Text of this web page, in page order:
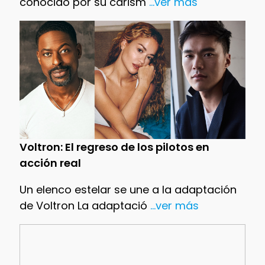
Voltron: El regreso de los pilotos en
acción real
Un elenco estelar se une a la adaptación
de Voltron La adaptació ...ver más